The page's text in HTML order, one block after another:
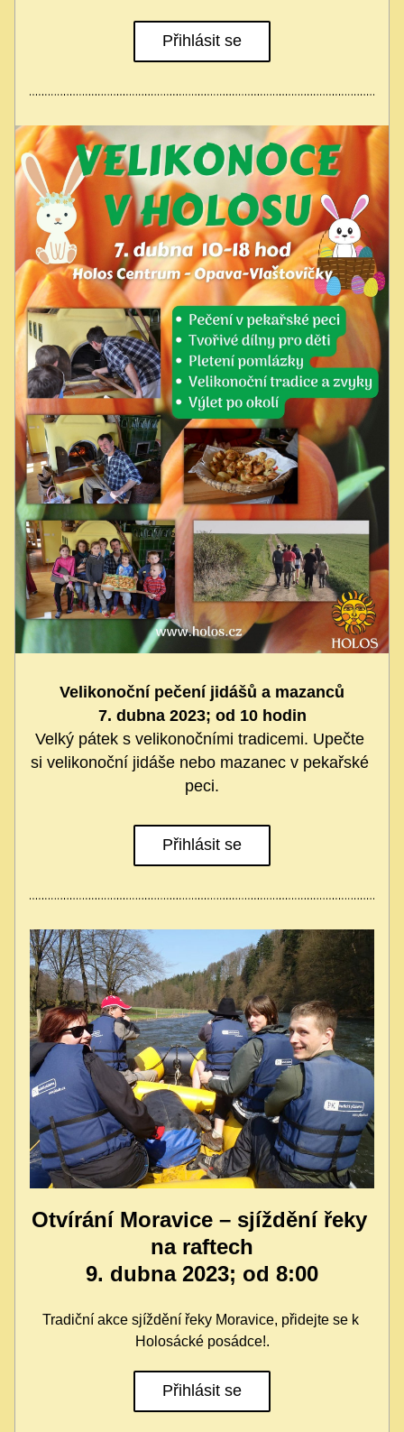
Přihlásit se
Velikonoční pečení jidášů a mazanců
7. dubna 2023; od 10 hodin
Velký pátek s velikonočními tradicemi. Upečte
si velikonoční jidáše nebo mazanec v pekařské
peci.
Přihlásit se
Otvírání Moravice – sjíždění řeky
na raftech
9. dubna 2023; od 8:00
Tradiční akce sjíždění řeky Moravice, přidejte se k
Holosácké posádce!.
Přihlásit se